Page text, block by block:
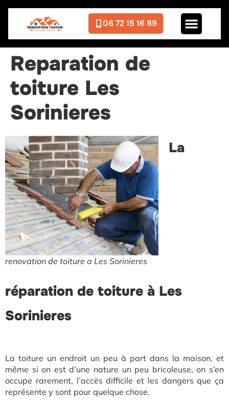
06 72 15 16 89
Reparation de
toiture Les
Sorinieres
renovation de toiture a Les Sorinieres
La
réparation de toiture à Les
Sorinieres
La toiture un endroit un peu à part dans la maison, et
même si on est d’une nature un peu bricoleuse, on s’en
occupe rarement, l’accès difficile et les dangers que ça
représente y sont pour quelque chose.